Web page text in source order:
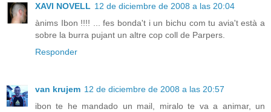
XAVI NOVELL 12 de diciembre de 2008 a las 20:04
ànims Ibon !!!! ... fes bonda't i un bichu com tu avia't està a
sobre la burra pujant un altre cop coll de Parpers.
Responder
van krujem 12 de diciembre de 2008 a las 20:57
ibon te he mandado un mail, miralo te va a animar, un